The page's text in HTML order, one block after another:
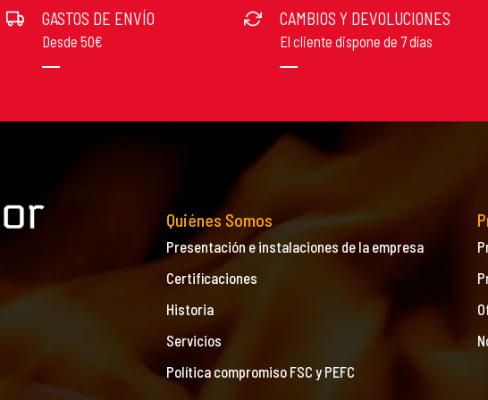
GASTOS DE ENVÍO
Desde 50€
CAMBIOS Y DEVOLUCIONES
El cliente dispone de 7 días
Quiénes Somos
Presentación e instalaciones de la empresa
Certificaciones
Historia
Servicios
Política compromiso FSC y PEFC